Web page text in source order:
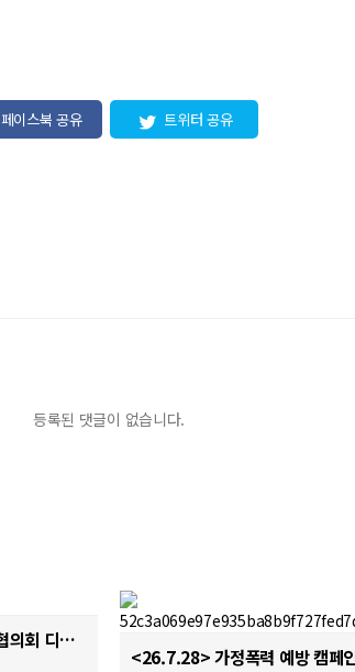
페이스북 공유 트위터 공유
등록된 댓글이 없습니다.
<26.07.31> 울산상담소시설협의회 디지털성폭력 및 불법촬영 경찰합동캠페인
<26.7.28> 가정폭력 예방 캠페